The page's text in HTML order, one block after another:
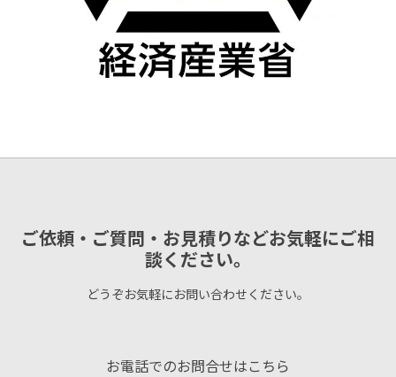
ご依頼・ご質問・お見積りなどお気軽にご相
談ください。
どうぞお気軽にお問い合わせください。
お電話でのお問合せはこちら